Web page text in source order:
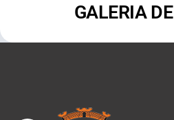
GALERIA